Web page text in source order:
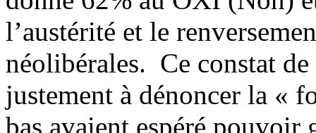
l’austérité et le
néolibérales. Ce constat
justement à dénoncer la «
bas avaient espéré